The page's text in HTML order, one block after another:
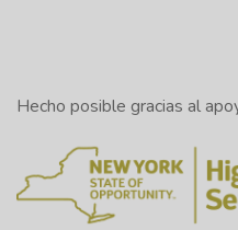
Hecho posible gracias al